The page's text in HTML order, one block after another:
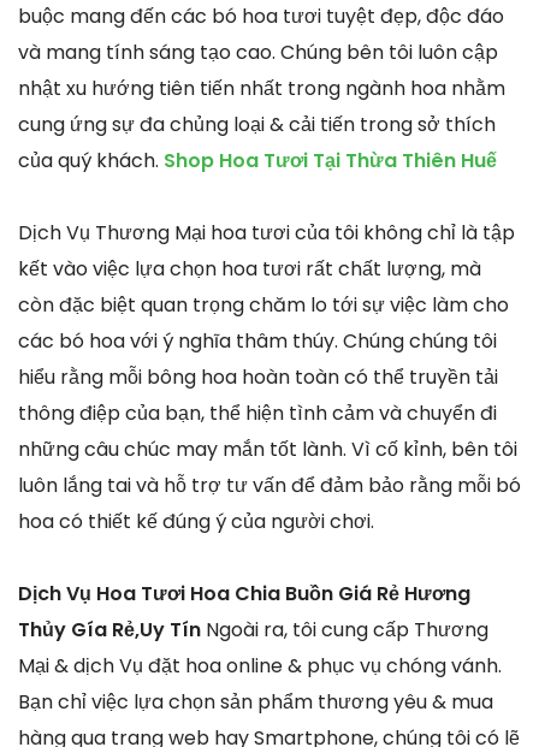
buộc mang đến các bó hoa tươi tuyệt đẹp, độc đáo
và mang tính sáng tạo cao. Chúng bên tôi luôn cập
nhật xu hướng tiên tiến nhất trong ngành hoa nhằm
cung ứng sự đa chủng loại & cải tiến trong sở thích
của quý khách. Shop Hoa Tươi Tại Thừa Thiên Huế
Dịch Vụ Thương Mại hoa tươi của tôi không chỉ là tập
kết vào việc lựa chọn hoa tươi rất chất lượng, mà
còn đặc biệt quan trọng chăm lo tới sự việc làm cho
các bó hoa với ý nghĩa thâm thúy. Chúng chúng tôi
hiểu rằng mỗi bông hoa hoàn toàn có thể truyền tải
thông điệp của bạn, thể hiện tình cảm và chuyển đi
những câu chúc may mắn tốt lành. Vì cố kỉnh, bên tôi
luôn lắng tai và hỗ trợ tư vấn để đảm bảo rằng mỗi bó
hoa có thiết kế đúng ý của người chơi.
Dịch Vụ Hoa Tươi Hoa Chia Buồn Giá Rẻ Hương
Thủy Gía Rẻ,Uy Tín Ngoài ra, tôi cung cấp Thương
Mại & dịch Vụ đặt hoa online & phục vụ chóng vánh.
Bạn chỉ việc lựa chọn sản phẩm thương yêu & mua
hàng qua trang web hay Smartphone, chúng tôi có lẽ